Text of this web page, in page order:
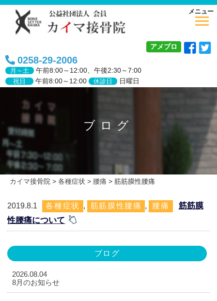
アメブロ
0258-29-2006
月～土 午前8:00～12:00、午後2:30～7:00
祝日 午前8:00～12:00 休診日 日曜日
メニュー
ブログ
カイマ接骨院 > 各種症状 > 腰痛 > 筋筋膜性腰痛
2019.8.1 各種症状 , 筋筋膜性腰痛 , 腰痛
筋筋膜
性腰痛について
ブログ
2026.08.04
8月のお知らせ